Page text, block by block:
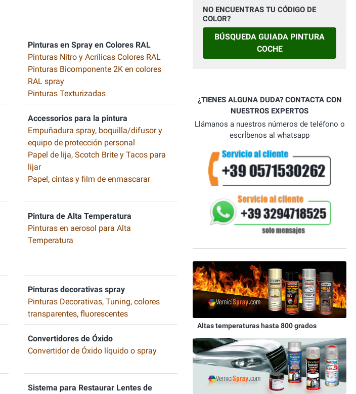
Pinturas en Spray en Colores RAL
Pinturas Nitro y Acrílicas Colores RAL
Pinturas Bicomponente 2K en colores
RAL spray
Pinturas Texturizadas
Accessorios para la pintura
Empuñadura spray, boquilla/difusor y
equipo de protección personal
Papel de lija, Scotch Brite y Tacos para
lijar
Papel, cintas y film de enmascarar
Pintura de Alta Temperatura
Pinturas en aerosol para Alta
Temperatura
Pinturas decorativas spray
Pinturas Decorativas, Tuning, colores
transparentes, fluorescentes
Convertidores de Óxido
Convertidor de Óxido líquido o spray
Sistema para Restaurar Lentes de
NO ENCUENTRAS TU CÓDIGO DE
COLOR?
BÚSQUEDA GUIADA PINTURA
COCHE
¿TIENES ALGUNA DUDA? CONTACTA CON
NUESTROS EXPERTOS
Llámanos a nuestros números de teléfono o
escrÍbenos al whatsapp
Altas temperaturas hasta 800 grados